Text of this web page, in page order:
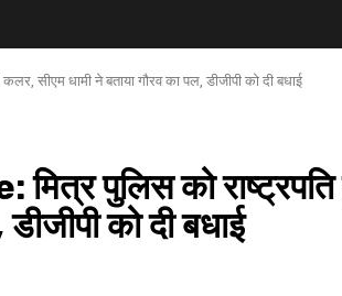
सीएम धामी ने बताया गौरव का पल, डीजीपी को दी बधाई
पुलिस को
को दी बधाई